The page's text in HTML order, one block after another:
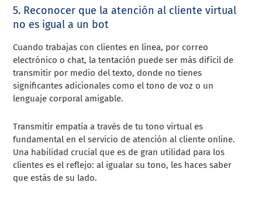
5. Reconocer que la atención al cliente virtual
no es igual a un bot
Cuando trabajas con clientes en línea, por correo
electrónico o chat, la tentación puede ser más difícil de
transmitir por medio del texto, donde no tienes
significantes adicionales como el tono de voz o un
lenguaje corporal amigable.
Transmitir empatía a través de tu tono virtual es
fundamental en el servicio de atención al cliente online.
Una habilidad crucial que es de gran utilidad para los
clientes es el reflejo: al igualar su tono, les haces saber
que estás de su lado.